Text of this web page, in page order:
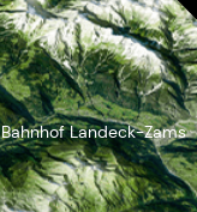
Bahnhof Landeck-Zams